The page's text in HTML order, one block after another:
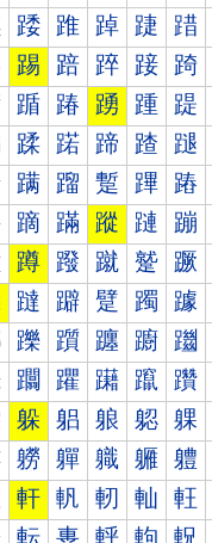
踒 踓 踔 踕 踖
踢 踣 踤 踥 踦
踲 踳 踴 踵 踶
蹂 蹃 蹄 蹅 蹆
蹒 蹓 蹔 蹕 蹖
蹢 蹣 蹤 蹥 蹦
蹲 蹳 蹴 蹵 蹶
躂 躃 躄 躅 躆
躒 躓 躔 躕 躖
躢 躣 躤 躥 躦
躲 躳 躴 躵 躶
軂 軃 軄 軅 軆
軒 軓 軔 軕 軖
転 軣 軤 軥 軦